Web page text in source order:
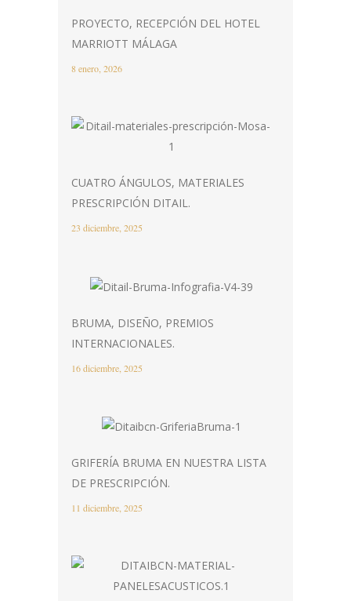
PROYECTO, RECEPCIÓN DEL HOTEL
MARRIOTT MÁLAGA
8 enero, 2026
CUATRO ÁNGULOS, MATERIALES
PRESCRIPCIÓN DITAIL.
23 diciembre, 2025
BRUMA, DISEÑO, PREMIOS
INTERNACIONALES.
16 diciembre, 2025
GRIFERÍA BRUMA EN NUESTRA LISTA
DE PRESCRIPCIÓN.
11 diciembre, 2025